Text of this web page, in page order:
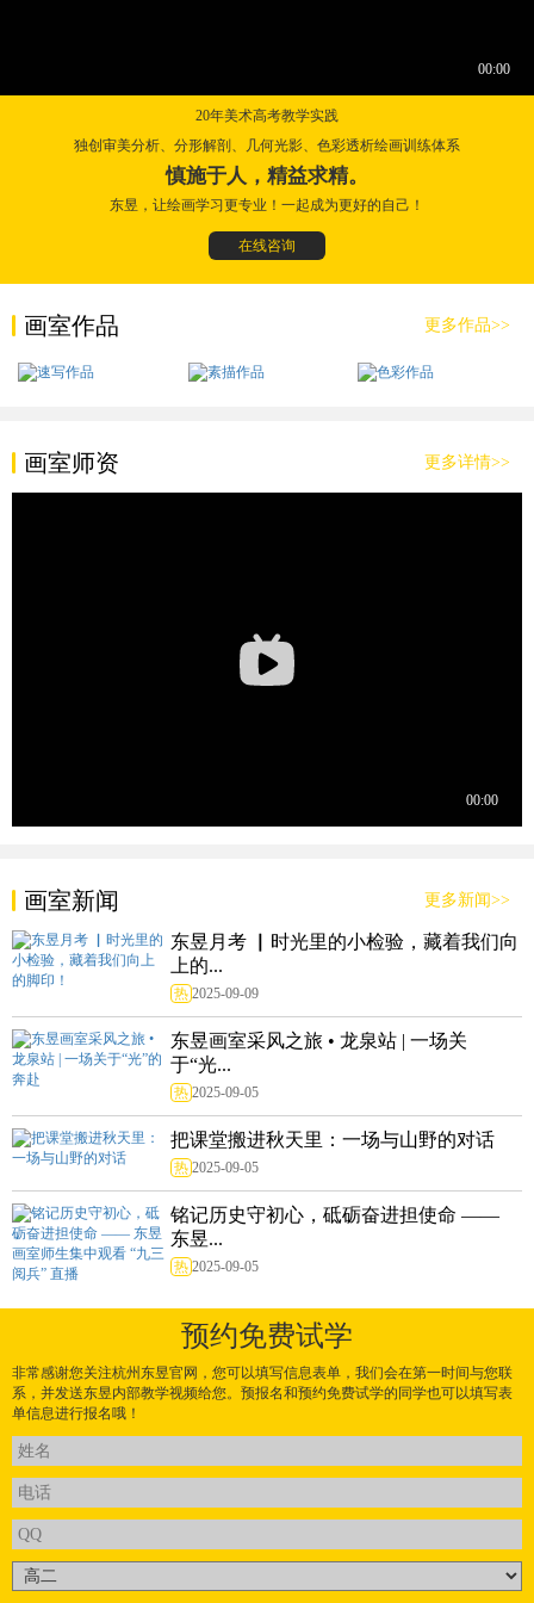
20年美术高考教学实践
独创审美分析、分形解剖、几何光影、色彩透析绘画训练体系
慎施于人，精益求精。
东昱，让绘画学习更专业！一起成为更好的自己！
在线咨询
画室作品 更多作品>>
画室师资 更多详情>>
画室新闻 更多新闻>>
东昱月考 ▏时光里的小检验，藏着我们向
上的...
热 2025-09-09
东昱画室采风之旅 • 龙泉站 | 一场关
于“光...
热 2025-09-05
把课堂搬进秋天里：一场与山野的对话
热 2025-09-05
铭记历史守初心，砥砺奋进担使命 ——
东昱...
热 2025-09-05
预约免费试学
非常感谢您关注杭州东昱官网，您可以填写信息表单，我们会在第一时间与您联
系，并发送东昱内部教学视频给您。预报名和预约免费试学的同学也可以填写表
单信息进行报名哦！